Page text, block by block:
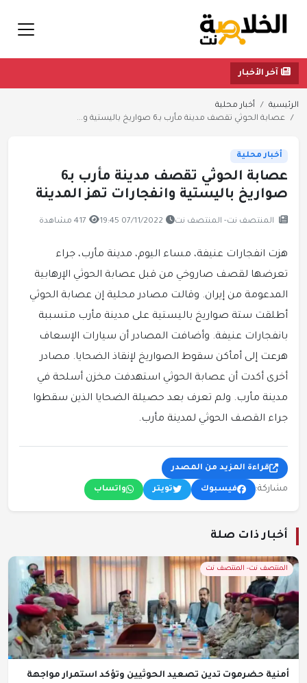
آخر الأخبار
الرئيسية
أخبار محلية
عصابة الحوثي تقصف مدينة مأرب بـ6 صواريخ باليستية و...
أخبار محلية
عصابة الحوثي تقصف مدينة مأرب بـ6
صواريخ باليستية وانفجارات تهز المدينة
المنتصف نت- المنتصف نت 07/11/2022 19:45 417 مشاهدة
هزت انفجارات عنيفة، مساء اليوم، مدينة مأرب، جراء
تعرضها لقصف صاروخي من قبل عصابة الحوثي الإرهابية
المدعومة من إيران. وقالت مصادر محلية إن عصابة الحوثي
أطلقت ستة صواريخ باليستية على مدينة مأرب متسببة
بانفجارات عنيفة. وأضافت المصادر أن سيارات الإسعاف
هرعت إلى أمأكن سقوط الصواريخ لإنقاذ الضحايا. مصادر
أخرى أكدت أن عصابة الحوثي استهدفت مخزن أسلحة في
مدينة مأرب. ولم تعرف بعد حصيلة الضحايا الذين سقطوا
جراء القصف الحوثي لمدينة مأرب.
قراءة المزيد من المصدر
مشاركة: فيسبوك تويتر واتساب
أخبار ذات صلة
المنتصف نت- المنتصف نت
أمنية حضرموت تدين تصعيد الحوثيين وتؤكد استمرار مواجهة